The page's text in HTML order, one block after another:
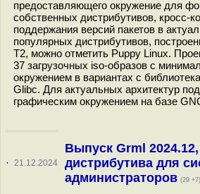
предоставляющего окружение для
собственных дистрибутивов, кросс-
поддержания версий пакетов в
популярных дистрибутивов,
T2, можно отметить Puppy Linux.
37 загрузочных iso-образов с
окружением в вариантах с
Glibc. Для актуальных архитектур
графическим окружением на базе
· 21.12.2024
Выпуск Grml
дистрибутива для
администраторов (29 +7)